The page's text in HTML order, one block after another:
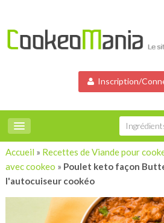
Inscription/
Accueil » Recettes de Viande pour
avec cookeo » Poulet keto façon
l'autocuiseur cookéo